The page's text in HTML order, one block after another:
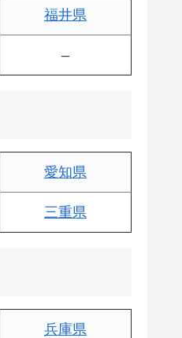
福井県
–
愛知県
三重県
兵庫県